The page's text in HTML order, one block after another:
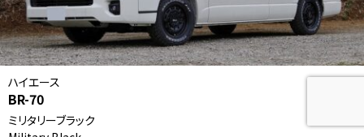
ハイエース
BR-70
ミリタリーブラック